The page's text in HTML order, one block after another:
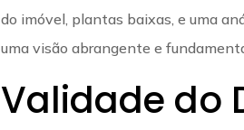
do imóvel, plantas baixas, e uma
uma visão abrangente e
Validade do